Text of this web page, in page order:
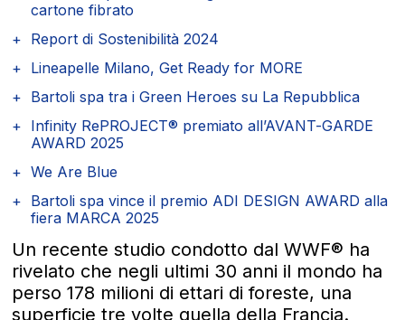
cartone fibrato
Report di Sostenibilità 2024
Lineapelle Milano, Get Ready for MORE
Bartoli spa tra i Green Heroes su La Repubblica
Infinity RePROJECT® premiato all’AVANT-GARDE
AWARD 2025
We Are Blue
Bartoli spa vince il premio ADI DESIGN AWARD alla
fiera MARCA 2025
Un recente studio condotto dal WWF® ha
rivelato che negli ultimi 30 anni il mondo ha
perso 178 milioni di ettari di foreste, una
superficie tre volte quella della Francia.